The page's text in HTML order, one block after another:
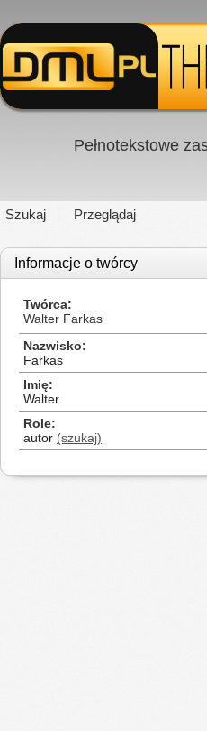
Pełnotekstowe
Szukaj Przeglądaj
Informacje o twórcy
Twórca
Walter Farkas
Nazwisko
Farkas
Imię
Walter
Role
autor (szukaj)